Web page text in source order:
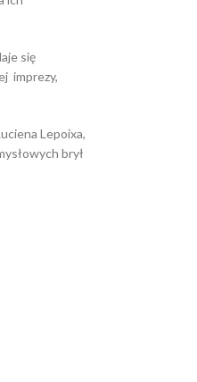
się
imprezy,
Lepoixa,
brył